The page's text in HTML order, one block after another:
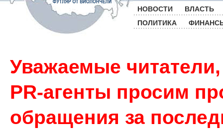
НОВОСТИ
ВЛАСТЬ
ПОЛИТИКА
Уважаемые
PR-агенты просим
обращения за